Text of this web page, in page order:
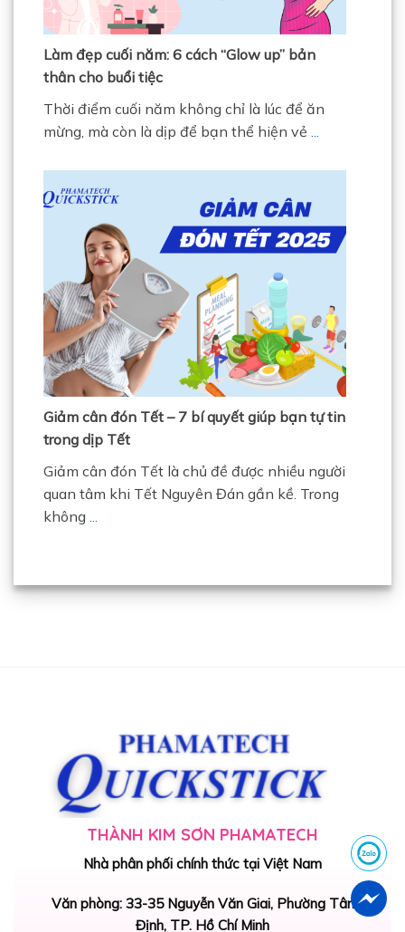
Làm đẹp cuối năm: 6 cách “Glow up” bản
thân cho buổi tiệc
Thời điểm cuối năm không chỉ là lúc để ăn
mừng, mà còn là dịp để bạn thể hiện vẻ
Giảm cân đón Tết – 7 bí quyết giúp bạn tự tin
trong dịp Tết
Giảm cân đón Tết là chủ đề được nhiều người
quan tâm khi Tết Nguyên Đán gần kề. Trong
không
THÀNH KIM SƠN PHAMATECH
Nhà phân phối chính thức tại Việt Nam
Văn phòng: 33-35 Nguyễn Văn Giai, Phường Tân
Định, TP. Hồ Chí Minh